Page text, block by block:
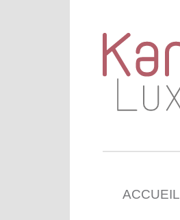
ACCUEIL